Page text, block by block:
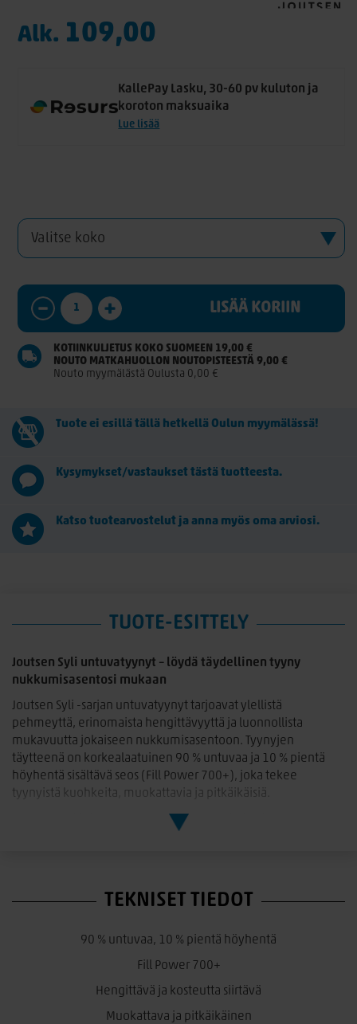
Alk. 109,00
KallePay Lasku, 30-60 pv kuluton ja
koroton maksuaika
Lue lisää
LISÄÄ KORIIN
KOTIINKULJETUS KOKO SUOMEEN 19,00 €
NOUTO MATKAHUOLLON NOUTOPISTEESTÄ 9,00 €
Nouto myymälästä Oulusta 0,00 €
Tuote ei esillä tällä hetkellä Oulun myymälässä!
Kysymykset/vastaukset tästä tuotteesta.
Katso tuotearvostelut ja anna myös oma arviosi.
TUOTE-ESITTELY
Joutsen Syli untuvatyynyt – löydä täydellinen tyyny
nukkumisasentosi mukaan
Joutsen Syli -sarjan untuvatyynyt tarjoavat ylellistä
pehmeyttä, erinomaista hengittävyyttä ja luonnollista
mukavuutta jokaiseen nukkumisasentoon. Tyynyjen
täytteenä on korkealaatuinen 90 % untuvaa ja 10 % pientä
höyhentä sisältävä seos (Fill Power 700+), joka tekee
tyynyistä kuohkeita, muokattavia ja pitkäikäisiä.
Tyynyjen päällinen on pehmeää ja hengittävää 100 %
Pehmeä ja matala tyyny sopii erityisesti vatsallaan nukkuville
päätä liikaa, mikä auttaa pitämään niskan luonnollisessa
Nukkumisasento: vatsallaan
Täytteen määrä: 250 g
TEKNISET TIEDOT
90 % untuvaa, 10 % pientä höyhentä
Fill Power 700+
Hengittävä ja kosteutta siirtävä
Muokattava ja pitkäikäinen